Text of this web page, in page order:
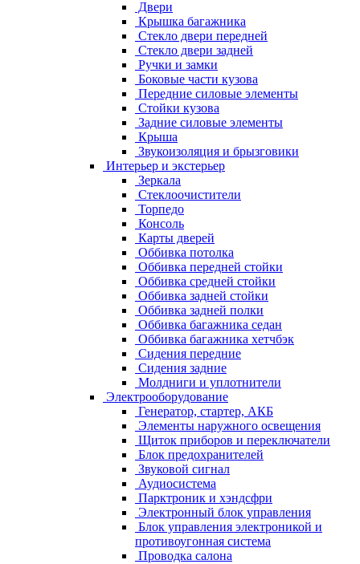
Двери
Крышка багажника
Стекло двери передней
Стекло двери задней
Ручки и замки
Боковые части кузова
Передние силовые элементы
Стойки кузова
Задние силовые элементы
Крыша
Звукоизоляция и брызговики
Интерьер и экстерьер
Зеркала
Стеклоочистители
Торпедо
Консоль
Карты дверей
Оббивка потолка
Оббивка передней стойки
Оббивка средней стойки
Оббивка задней стойки
Оббивка задней полки
Оббивка багажника седан
Оббивка багажника хетчбэк
Сидения передние
Сидения задние
Молдниги и уплотнители
Электрооборудование
Генератор, стартер, АКБ
Элементы наружного освещения
Щиток приборов и переключатели
Блок предохранителей
Звуковой сигнал
Аудиосистема
Парктроник и хэндсфри
Электронный блок управления
Блок управления электроникой и
противоугонная система
Проводка салона